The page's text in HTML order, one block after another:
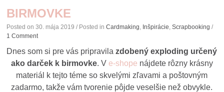
BIRMOVKE
Posted on30. mája 2019 / Posted inCardmaking Inšpirácie ,Scrapbooking /
1 Comment
Dnes som si pre vás pripravilazdobený exploding určený
ako darček k birmovke. V e-shope nájdete rôzny krásny
materiál k tejto téme so skvelými zľavami a poštovným
zadarmo, takže vám tvorenie pôjde veselšie než obvykle.